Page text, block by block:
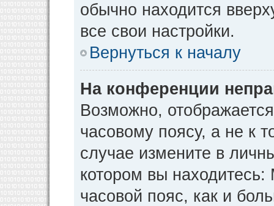
обычно находится
все свои настройки.
Вернуться к началу
На конференции
Возможно,
часовому поясу, а не к
случае измените в
котором вы находитесь:
часовой пояс, как и